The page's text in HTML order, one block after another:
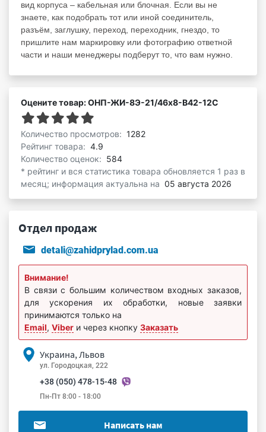
вид корпуса – кабельная или блочная. Если вы не
знаете, как подобрать тот или иной соединитель,
разъём, заглушку, переход, переходник, гнездо, то
пришлите нам маркировку или фотографию ответной
части и наши менеджеры подберут то, что вам нужно.
Оцените товар: ОНП-ЖИ-8Э-21/46х8-В42-12С
Количество просмотров: 1282
Рейтинг товара: 4.9
Количество оценок: 584
* рейтинг и вся статистика товара обновляется 1 раз в
месяц; информация актуальна на 05 августа 2026
Отдел продаж
detali@zahidprylad.com.ua
Внимание!
В связи с большим количеством входных заказов,
для ускорения их обработки, новые заявки
принимаются только на
Email, Viber и через кнопку Заказать
Украина, Львов
ул. Городоцкая, 222
+38 (050) 478-15-48
Пн-Пт 8:00 - 18:00
Написать нам